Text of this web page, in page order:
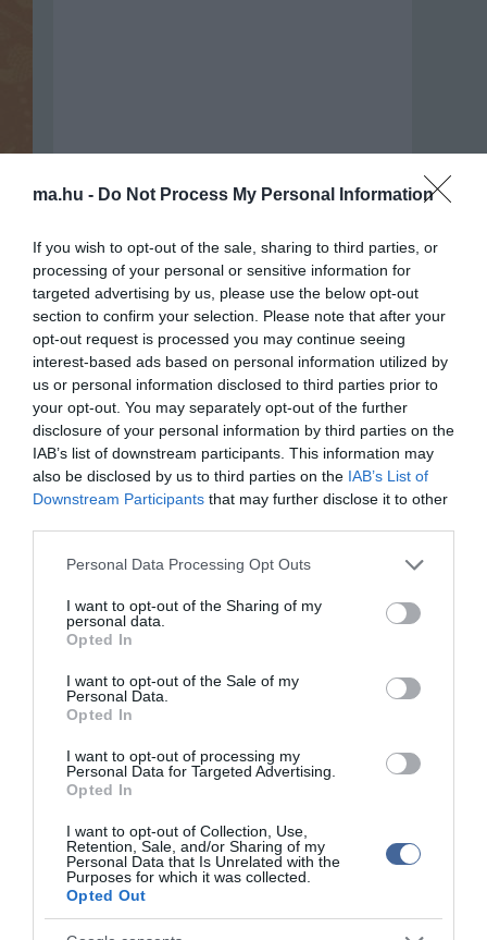
ma.hu - Do Not Process My Personal Information
If you wish to opt-out of the sale, sharing to third parties, or
processing of your personal or sensitive information for
targeted advertising by us, please use the below opt-out
section to confirm your selection. Please note that after your
opt-out request is processed you may continue seeing
interest-based ads based on personal information utilized by
us or personal information disclosed to third parties prior to
your opt-out. You may separately opt-out of the further
disclosure of your personal information by third parties on the
IAB’s list of downstream participants. This information may
also be disclosed by us to third parties on the IAB’s List of
Downstream Participants that may further disclose it to other
Please note that this website/app uses one or more Google
not limited to your visit or usage behaviour. You may click to
grant or deny consent to Google and its third-party tags to
use your data for below specified purposes in below Google
consent section.
Personal Data Processing Opt Outs
I want to opt-out of the Sharing of my
personal data.
Opted In
I want to opt-out of the Sale of my
Personal Data.
Opted In
I want to opt-out of processing my
Personal Data for Targeted Advertising.
Opted In
I want to opt-out of Collection, Use,
Retention, Sale, and/or Sharing of my
Personal Data that Is Unrelated with the
Purposes for which it was collected.
Opted Out
Portál szoftver és szerkesztőségi
•Médiaajánlat és hirdetési akciók • Impresszum •Adatvédelmi